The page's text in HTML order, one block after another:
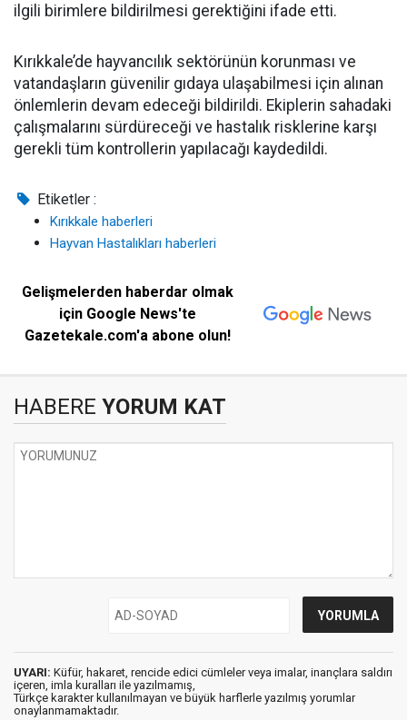
ilgili birimlere bildirilmesi gerektiğini ifade etti.
Kırıkkale’de hayvancılık sektörünün korunması ve
vatandaşların güvenilir gıdaya ulaşabilmesi için alınan
önlemlerin devam edeceği bildirildi. Ekiplerin sahadaki
çalışmalarını sürdüreceği ve hastalık risklerine karşı
gerekli tüm kontrollerin yapılacağı kaydedildi.
Etiketler :
Kırıkkale haberleri
Hayvan Hastalıkları haberleri
Gelişmelerden haberdar olmak
için Google News'te
Gazetekale.com'a abone olun!
HABERE YORUM KAT
UYARI: Küfür, hakaret, rencide edici cümleler veya imalar, inançlara saldırı
içeren, imla kuralları ile yazılmamış,
Türkçe karakter kullanılmayan ve büyük harflerle yazılmış yorumlar
onaylanmamaktadır.